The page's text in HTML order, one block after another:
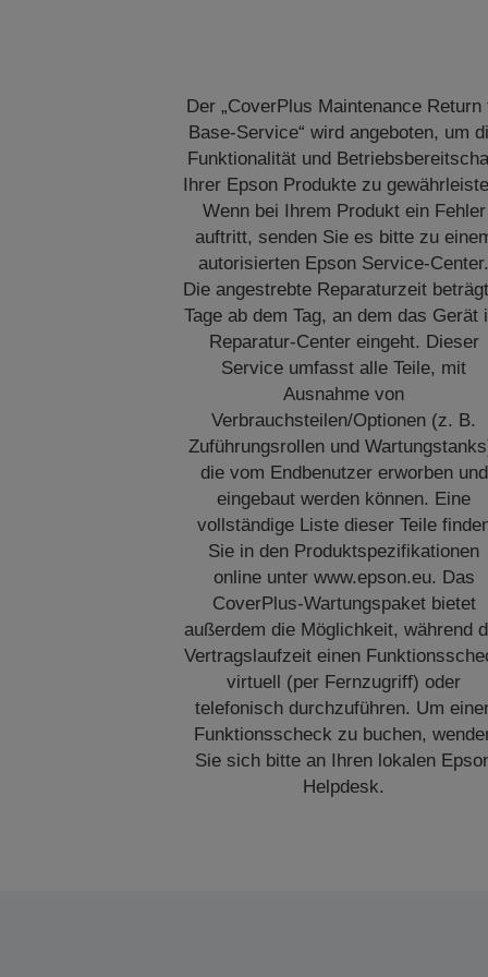
Der „CoverPlus Maintenance Return
Base-Service“ wird angeboten, um
Funktionalität und
Ihrer Epson Produkte zu
Wenn bei Ihrem Produkt ein Fehler
auftritt, senden Sie es bitte zu
autorisierten Epson Service-Center.
Die angestrebte Reparaturzeit
Tage ab dem Tag, an dem das Gerät
Reparatur-Center eingeht. Dieser
Service umfasst alle Teile, mit
Ausnahme von
Verbrauchsteilen/Optionen (z. B.
Zuführungsrollen und
die vom Endbenutzer erworben und
eingebaut werden können. Eine
vollständige Liste dieser Teile
Sie in den Produktspezifikationen
online unter www.epson.eu. Das
CoverPlus-Wartungspaket bietet
außerdem die Möglichkeit, während
Vertragslaufzeit einen
virtuell (per Fernzugriff) oder
telefonisch durchzuführen. Um
Funktionsscheck zu buchen,
Sie sich bitte an Ihren lokalen
Helpdesk.